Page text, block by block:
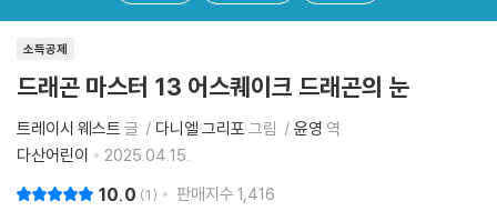
소득공제
드래곤 마스터 13 어스퀘이크 드래곤의 눈
트레이시 웨스트 글 다니엘 그리포 그림 윤영 역
다산어린이
2025.04.15.
10.0 1 판매지수 1,416